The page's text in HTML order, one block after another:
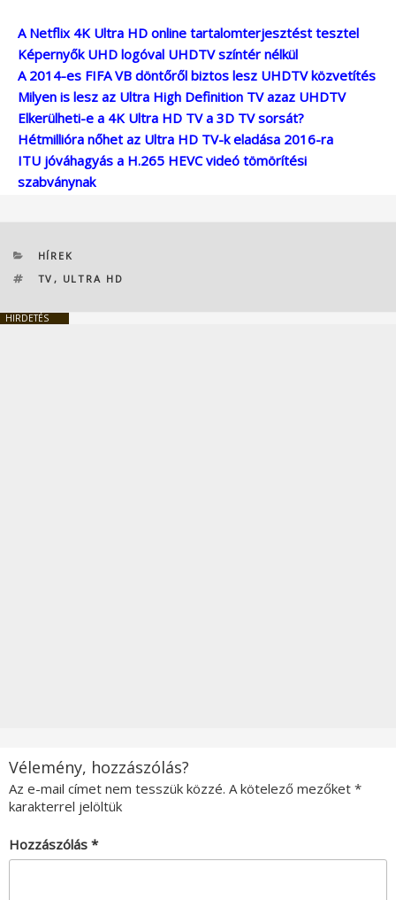
A Netflix 4K Ultra HD online tartalomterjesztést tesztel
Képernyők UHD logóval UHDTV színtér nélkül
A 2014-es FIFA VB döntőről biztos lesz UHDTV közvetítés
Milyen is lesz az Ultra High Definition TV azaz UHDTV
Elkerülheti-e a 4K Ultra HD TV a 3D TV sorsát?
Hétmillióra nőhet az Ultra HD TV-k eladása 2016-ra
ITU jóváhagyás a H.265 HEVC videó tömörítési
szabványnak
KATEGÓRIÁK
HÍREK
CÍMKÉK
TV , ULTRA HD
HIRDETÉS
Vélemény, hozzászólás?
Az e-mail címet nem tesszük közzé. A kötelező mezőket *
karakterrel jelöltük
Hozzászólás *